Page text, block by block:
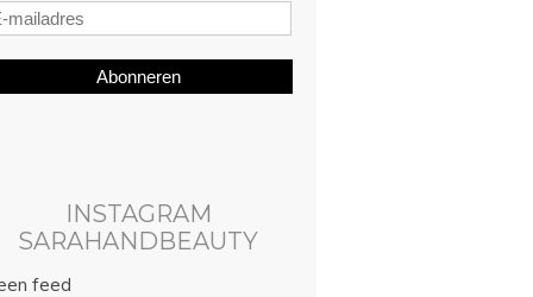
Abonneren
INSTAGRAM
SARAHANDBEAUTY
feed